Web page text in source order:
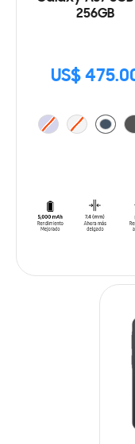
256GB
US$